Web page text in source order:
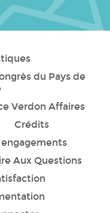
du Pays de
Verdon Affaires
Crédits
engagements
Aux Questions